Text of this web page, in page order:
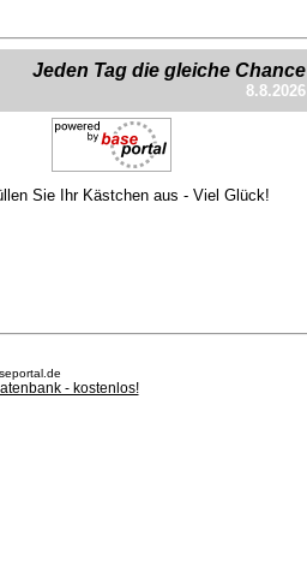
Jeden Tag die gleiche Chance
8.8.2026
Sie Ihr Kästchen aus - Viel Glück!
- kostenlos!